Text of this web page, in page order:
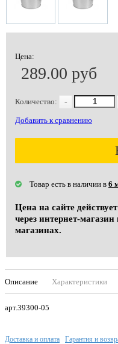
Цена:
289.00 руб
Количество: -
Добавить к сравнению
Товар есть в наличии в 6
Цена на сайте
через интернет-
магазинах.
Описание Характеристики
арт.39300-05
Доставка и оплата Гарантия и